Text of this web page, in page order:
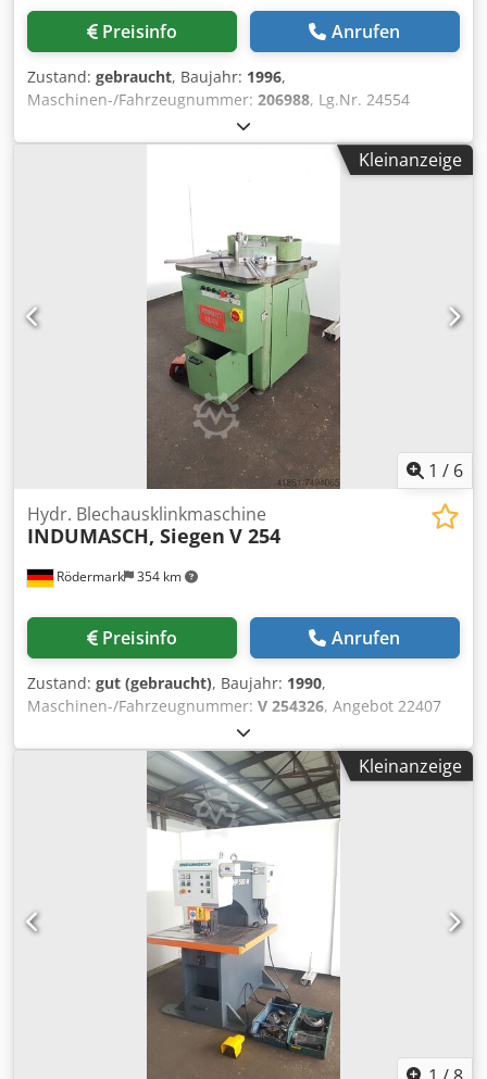
Preisinfo Anrufen
Zustand: gebraucht, Baujahr: 1996,
Maschinen-/Fahrzeugnummer: 206988, Lg.Nr. 24554
Technische Daten: - Schnittlänge bis 200 mm -
Schnittstärke - Stahl bis 6 mm - Edelstahl bis 4 mm -
stufenlose Schnittwinkelverstellung 30 - 135 ° - Hubzahl 60
1/min Csdpjv Uytzofx Afqoha - Tischauflagefläche mit T-
Nuten 800 x 1000 mm - Tiefenanschläge mit Maßskala und
Winkelverstellung - Tischhöhe 860 mm - Antrieb 400 V / 2,2
kW - E. - Fußtaster - Platzbedarf ca. B 1000 x H 1650 x T
1700 mm - Gewicht ca. 1100 kg
Kleinanzeige
1 / 6
Rödermark 354 km
Hydr. Blechausklinkmaschine
INDUMASCH, Siegen V 254
Preisinfo Anrufen
Zustand: gut (gebraucht), Baujahr: 1990,
Maschinen-/Fahrzeugnummer: V 254326, Angebot 22407
Technische Daten: - Schnittlänge 250 mm - Schnittwinkel
90 ° - Schnittstärke - Normalstahl bis 4 mm - Edelstahl bis
3 mm - Aluminium bis 5 mm - Hubzahl bis ca. 55 /min -
Tischgröße B 800 x T 800 mm - Arbeitshöhe ca. 940 mm -
Anschläge stufenlos in Länge und Gradzahl verstellbar
Csdpfx Aoif Aqvjfqsha - Antrieb 400 V / 4 kW - Ölfüllung 50
l - E - Fußtaster - Platzbedarf ca. B 800 x H 1250 x T 900 mm
- Gewicht ca. 700 kg
Kleinanzeige